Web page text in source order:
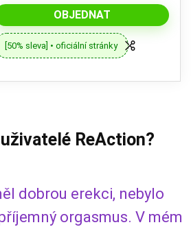
OBJEDNAT
[50% sleva] • oficiální stránky
ReAction?
dobrou erekci, nebylo
orgasmus. V mém